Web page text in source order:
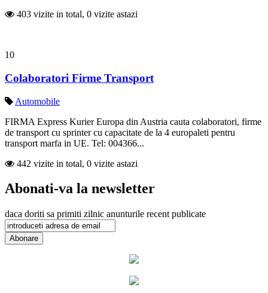
403 vizite in total, 0 vizite astazi
10
Colaboratori Firme Transport
Automobile
FIRMA Express Kurier Europa din Austria cauta colaboratori, firme
de transport cu sprinter cu capacitate de la 4 europaleti pentru
transport marfa in UE. Tel: 004366...
442 vizite in total, 0 vizite astazi
Abonati-va la newsletter
daca doriti sa primiti zilnic anunturile recent publicate